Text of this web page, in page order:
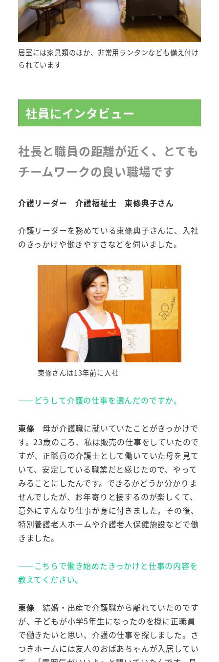
居室には家具類のほか、非常用ランタンなども備え付け
られています
社員にインタビュー
社長と職員の距離が近く、とても
チームワークの良い職場です
介護リーダー 介護福祉士 東條典子さん
介護リーダーを務めている東條典子さんに、入社
のきっかけや働きやすさなどを伺いました。
東條さんは13年前に入社
――どうして介護の仕事を選んだのですか。
東條
母が介護職に就いていたことがきっかけで
す。23歳のころ、私は販売の仕事をしていたので
すが、正職員の介護士として働いていた母を見て
いて、安定している職業だと感じたので、やって
みることにしたんです。できるかどうか分かりま
せんでしたが、お年寄りと接するのが楽しくて、
意外にすんなり仕事が身に付きました。その後、
特別養護老人ホームや介護老人保健施設などで働
きました。
――こちらで働き始めたきっかけと仕事の内容を
教えてください。
東條
結婚・出産で介護職から離れていたのです
が、子どもが小学5年生になったのを機に正職員
で働きたいと思い、介護の仕事を探しました。さ
つきホームには友人のおばあちゃんが入居してい